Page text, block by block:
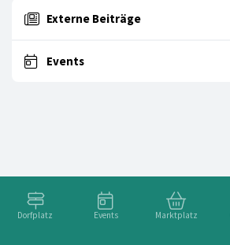
Dorfplatz Events Marktplatz
Externe Beiträge
Events